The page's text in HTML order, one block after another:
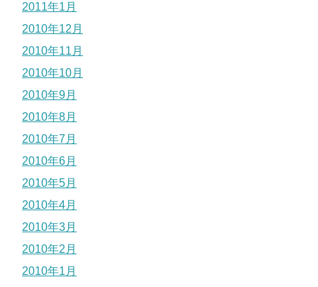
2011年1月
2010年12月
2010年11月
2010年10月
2010年9月
2010年8月
2010年7月
2010年6月
2010年5月
2010年4月
2010年3月
2010年2月
2010年1月